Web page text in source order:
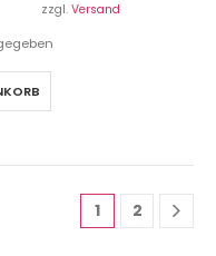
zzgl. Versand
1 2